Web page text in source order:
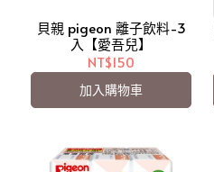
貝親 pigeon 離子飲料-3
入【愛吾兒】
NT$150
加入購物車